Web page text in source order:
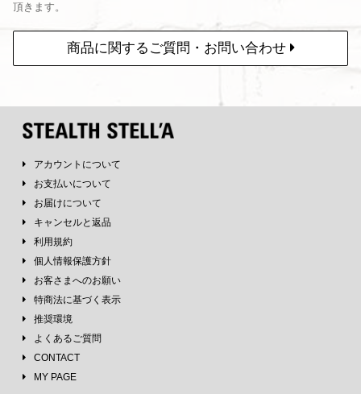
頂きます。
商品に関するご質問・お問い合わせ
アカウントについて
お支払いについて
お届けについて
キャンセルと返品
利用規約
個人情報保護方針
お客さまへのお願い
特商法に基づく表示
推奨環境
よくあるご質問
CONTACT
MY PAGE